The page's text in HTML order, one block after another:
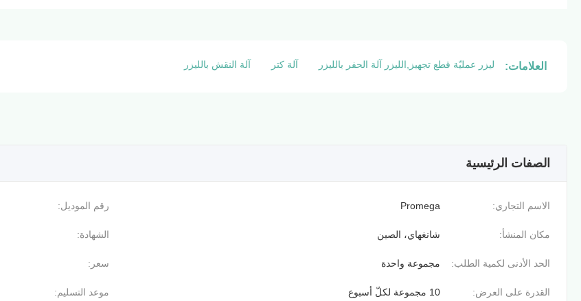
العلامات: ليزر عمليّة قطع تجهيز,الليزر آلة الحفر بالليزر آلة كتر آلة النقش بالليزر
الصفات الرئيسية
الاسم التجاري: Promega رقم الموديل:
مكان المنشأ: شانغهاي، الصين الشهادة:
الحد الأدنى لكمية الطلب: مجموعة واحدة سعر:
القدرة على العرض: 10 مجموعة لكلّ أسبوع موعد التسليم: